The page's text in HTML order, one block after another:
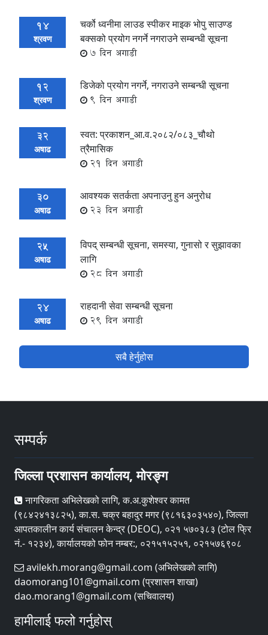
14
श्रवण
चर्को ध्वनीमा लाउड स्पीकर माइक भोपु साउण्ड
बक्सको प्रयोग नगर्ने नगराउने सम्बन्धी सूचना
7 दिन अगाडी
12
श्रवण
डिजेको प्रयोग नगर्ने, नगराउने सम्बन्धी सूचना
9 दिन अगाडी
32
अषाढ
स्वत: प्रकाशन_आ.व.२०८२/०८३_चौथो
त्रैमासिक
21 दिन अगाडी
30
अषाढ
आवश्यक सतर्कता अपनाउनु हुन अनुरोध
23 दिन अगाडी
25
अषाढ
विपद् सम्बन्धी सूचना, समस्या, गुनासो र सुझावका
लागि
28 दिन अगाडी
24
अषाढ
राहदानी सेवा सम्बन्धी सूचना
29 दिन अगाडी
सबै हेर्नुहोस
सम्पर्क
जिल्ला प्रशासन कार्यालय, मोरङ्ग
नागरिकता अभिलेखको लागि, क.अ.कुशेश्वर कामत
(९८४२४१३८२५), का.स. चक्र बहादुर मगर (९८१६३०३५४०), जिल्ला
आपतकालीन कार्य संचालन केन्द्र (DEOC), ०२१ ५७०३८३ (टोल फ्रि
नं.- १२३४), कार्यालयको फोन नम्बर:, ०२१५१५२५१, ०२१५७६९०८
avilekh.morang@gmail.com (अभिलेखको लागि)
daomorang101@gmail.com (प्रशासन शाखा)
dao.morang1@gmail.com (सचिवालय)
हामीलाई फलो गर्नुहोस्